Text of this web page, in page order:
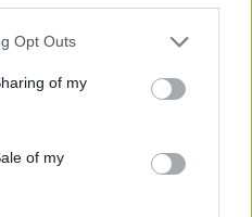
uses one or more Google
behaviour. You may click to
and its third-party tags to
purposes in below Google
Opt Outs
of my
of my
megoldása a hőhullámok és
kezelésére